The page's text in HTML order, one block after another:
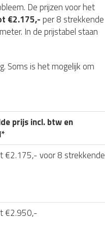
De prijzen voor het
€2.175,- per 8 strekkende
In de prijstabel staan
Soms is het mogelijk om
prijs incl. btw en
voor 8 strekkende
€2.950,-